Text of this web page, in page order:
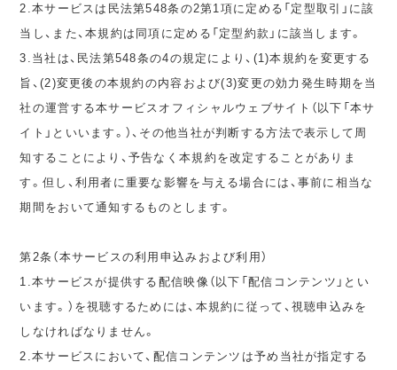
2.本サービスは民法第548条の2第1項に定める「定型取引」に該
当し、また、本規約は同項に定める「定型約款」に該当します。
3.当社は、民法第548条の4の規定により、(1)本規約を変更する
旨、(2)変更後の本規約の内容および(3)変更の効力発生時期を当
社の運営する本サービスオフィシャルウェブサイト（以下「本サ
イト」といいます。）、その他当社が判断する方法で表示して周
知することにより、予告なく本規約を改定することがありま
す。但し、利用者に重要な影響を与える場合には、事前に相当な
期間をおいて通知するものとします。
第2条（本サービスの利用申込みおよび利用）
1.本サービスが提供する配信映像（以下「配信コンテンツ」とい
います。）を視聴するためには、本規約に従って、視聴申込みを
しなければなりません。
2.本サービスにおいて、配信コンテンツは予め当社が指定する